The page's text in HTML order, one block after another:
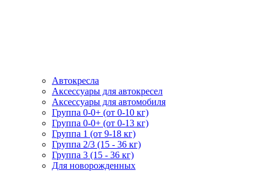
Автокресла
Аксессуары для автокресел
Аксессуары для автомобиля
Группа 0-0+ (от 0-10 кг)
Группа 0-0+ (от 0-13 кг)
Группа 1 (от 9-18 кг)
Группа 2/3 (15 - 36 кг)
Группа 3 (15 - 36 кг)
Для новорожденных